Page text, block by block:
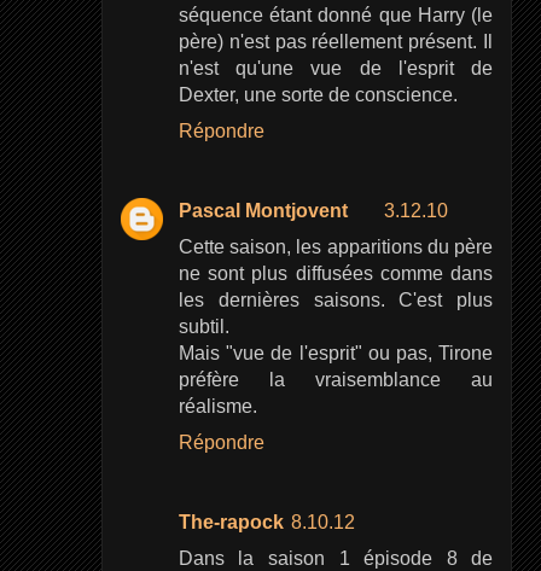
séquence étant donné que Harry (le
père) n'est pas réellement présent. Il
n'est qu'une vue de l'esprit de
Dexter, une sorte de conscience.
Répondre
Pascal Montjovent
3.12.10
Cette saison, les apparitions du père
ne sont plus diffusées comme dans
les dernières saisons. C'est plus
subtil.
Mais "vue de l'esprit" ou pas, Tirone
préfère la vraisemblance au
réalisme.
Répondre
The-rapock 8.10.12
Dans la saison 1 épisode 8 de